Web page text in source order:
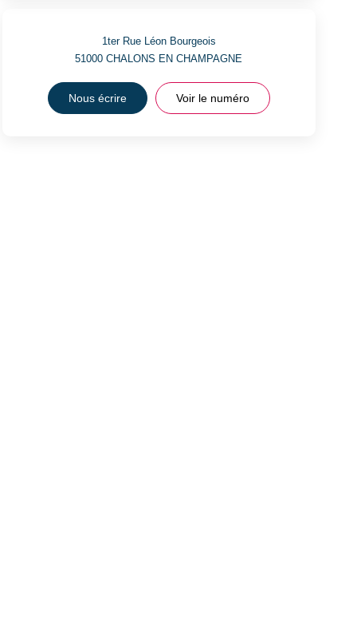
1ter Rue Léon Bourgeois
51000CHALONS EN CHAMPAGNE
Nous écrire Voir le numéro